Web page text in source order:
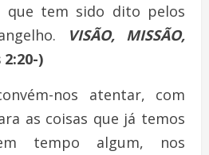
que tem sido dito pelos
VISÃO, MISSÃO,
)
nos atentar, com
as coisas que já temos
tempo algum, nos